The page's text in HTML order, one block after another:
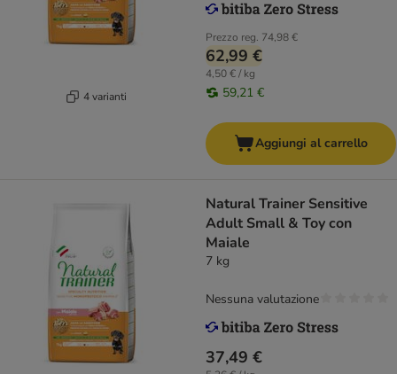
4 varianti
Prezzo reg. 74,98 €
62,99 €
4,50 € / kg
59,21 €
Aggiungi al carrello
Natural Trainer Sensitive
Adult Small & Toy con
Maiale
7 kg
37,49 €
Nessuna valutazione